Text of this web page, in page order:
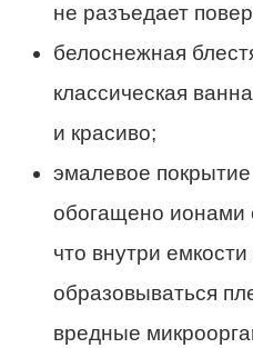
не разъедает
белоснежная
классическая
и красиво;
эмалевое
обогащено ионами
что внутри
образовываться
вредные